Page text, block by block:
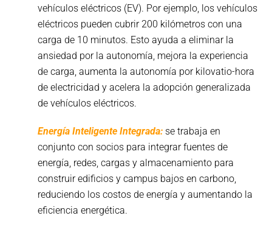
vehículos eléctricos (EV). Por ejemplo, los vehículos
eléctricos pueden cubrir 200 kilómetros con una
carga de 10 minutos. Esto ayuda a eliminar la
ansiedad por la autonomía, mejora la experiencia
de carga, aumenta la autonomía por kilovatio-hora
de electricidad y acelera la adopción generalizada
de vehículos eléctricos.
Energía Inteligente Integrada: se trabaja en
conjunto con socios para integrar fuentes de
energía, redes, cargas y almacenamiento para
construir edificios y campus bajos en carbono,
reduciendo los costos de energía y aumentando la
eficiencia energética.